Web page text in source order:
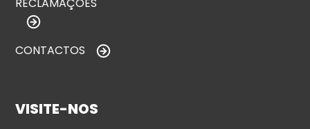
RECLAMAÇÕES
CONTACTOS
VISITE-NOS